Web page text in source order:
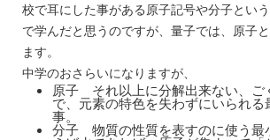
校で耳にした事がある原子記号や分子とい
で学んだと思うのですが、量子では、原子
ます。
中学のおさらいになりますが、
原子 それ以上に分解出来ない、ご
で、元素の特色を失わずにいられる
事。
分子 物質の性質を表すのに使う最